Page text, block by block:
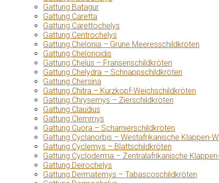
Gattung Batagur
Gattung Caretta
Gattung Carettochelys
Gattung Centrochelys
Gattung Chelonia – Grüne Meeresschildkröten
Gattung Chelonoidis
Gattung Chelus – Fransenschildkröten
Gattung Chelydra – Schnappschildkröten
Gattung Chersina
Gattung Chitra – Kurzkopf-Weichschildkröten
Gattung Chrysemys – Zierschildkröten
Gattung Claudius
Gattung Clemmys
Gattung Cuora – Scharnierschildkröten
Gattung Cyclanorbis – Westafrikanische Klappen-
Gattung Cyclemys – Blattschildkröten
Gattung Cycloderma – Zentralafrikanische
Gattung Deirochelys
Gattung Dermatemys – Tabascoschildkröten